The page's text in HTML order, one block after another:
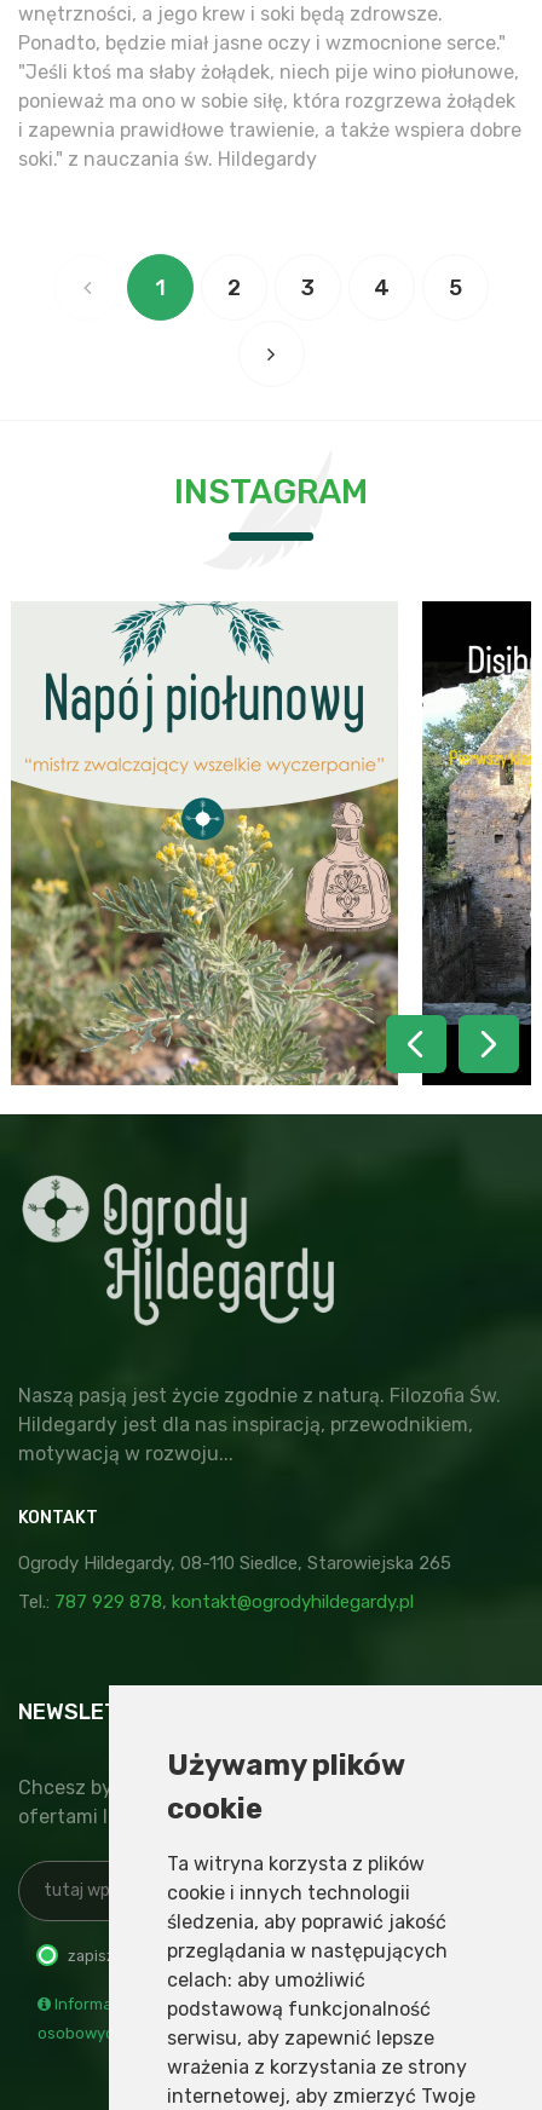
Używamy plików
cookie
Ta witryna korzysta z plików
cookie i innych technologii
śledzenia, aby poprawić jakość
przeglądania w następujących
celach: aby umożliwić
podstawową funkcjonalność
serwisu, aby zapewnić lepsze
wrażenia z korzystania ze strony
internetowej, aby zmierzyć Twoje
wnętrzności, a jego krew i soki będą zdrowsze.
Ponadto, będzie miał jasne oczy i wzmocnione serce."
"Jeśli ktoś ma słaby żołądek, niech pije wino piołunowe,
ponieważ ma ono w sobie siłę, która rozgrzewa żołądek
i zapewnia prawidłowe trawienie, a także wspiera dobre
soki." z nauczania św. Hildegardy
1 2 3 4 5
INSTAGRAM
Naszą pasją jest życie zgodnie z naturą. Filozofia Św.
Hildegardy jest dla nas inspiracją, przewodnikiem,
motywacją w rozwoju...
KONTAKT
Ogrody Hildegardy, 08-110 Siedlce, Starowiejska 265
Tel.: 787 929 878, kontakt@ogrodyhildegardy.pl
NEWSLETTER
Chcesz być na bieżąco z nowinkami, specjalnymi
ofertami lub najnowszymi wydarzeniami?
zapisz wypisz
Informacja o administratorze i przetwarzaniu danych
osobowych